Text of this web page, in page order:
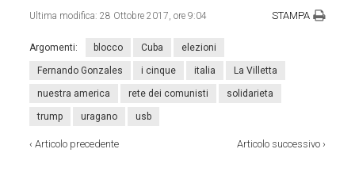
Ultima modifica:28 Ottobre 2017, ore 9:04 STAMPA
Argomenti: blocco Cuba elezioni
Fernando Gonzales i cinque italia La Villetta
nuestra america rete dei comunisti solidarieta
trump uragano usb
‹Articolo precedente Articolo successivo›